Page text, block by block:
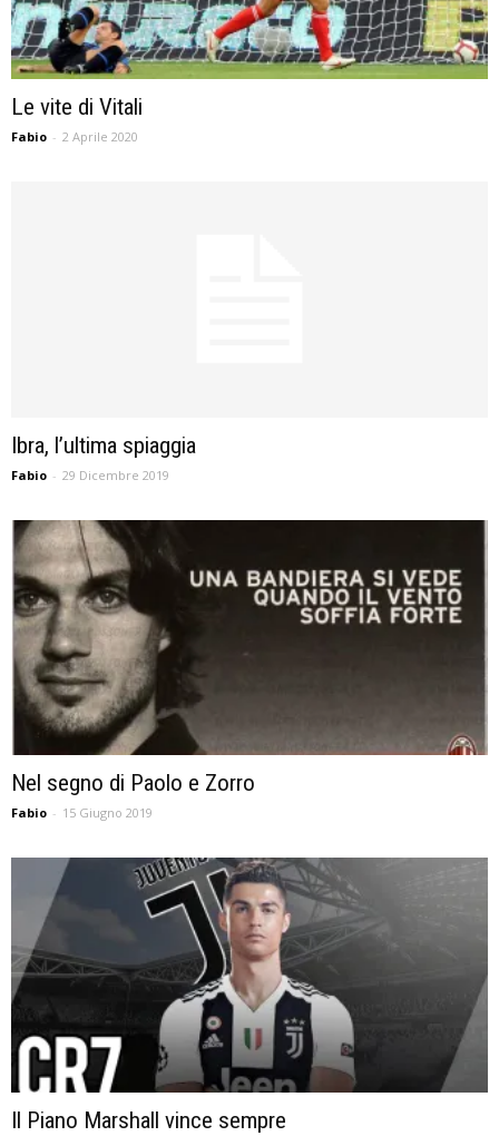
Le vite di Vitali
Fabio - 2 Aprile 2020
Ibra, l’ultima spiaggia
Fabio - 29 Dicembre 2019
Nel segno di Paolo e Zorro
Fabio - 15 Giugno 2019
Il Piano Marshall vince sempre